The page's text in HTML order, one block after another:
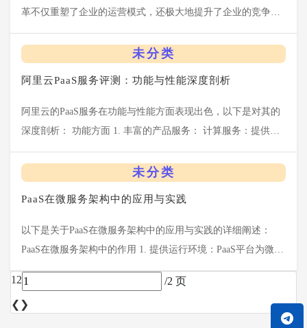
革不仅重塑了企业的运营模式，还极大地提升了企业的竞争力
和创新能力。以下是SaaS时代如何重塑企业软件使用方式的详
细分析： 1. 降低初始投资成...未分类
阿里云PaaS服务评测：功能与性能深度剖析
阿里云的PaaS服务在功能与性能方面表现出色，以下是对其的
深度剖析： 功能方面 1. 丰富的产品服务： 计算服务：提供弹
性计算服务（ECS），允许用户根据实际需求动态调整资源，
还提供容器服务和无服务器...未分类
PaaS在微服务架构中的应用与实践
以下是关于PaaS在微服务架构中的应用与实践的详细阐述：
PaaS在微服务架构中的作用 1. 提供运行环境：PaaS平台为微服
务提供了运行所需的基础设施和中间件，如数据库、消息队列
等，开发者无需关注底...
1 2
/2 页
❮ ❯